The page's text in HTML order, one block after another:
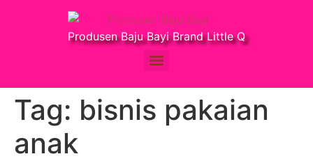
Produsen Baju Bayi Brand Little Q
Tag: bisnis pakaian
anak